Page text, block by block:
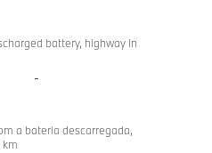
battery, highway in
-
a bateria descarregada,
km